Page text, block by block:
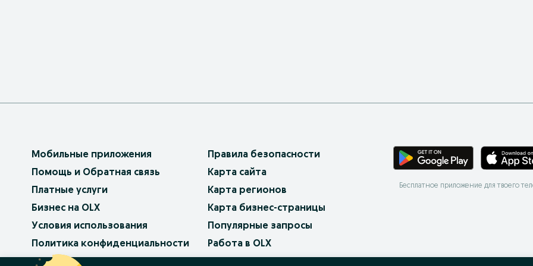
Мобильные приложения
Помощь и Обратная связь
Платные услуги
Бизнес на OLX
Условия использования
Политика конфиденциальности
Правила безопасности
Карта сайта
Карта регионов
Карта бизнес-страницы
Популярные запросы
Работа в OLX
Бесплатное приложение для твоего